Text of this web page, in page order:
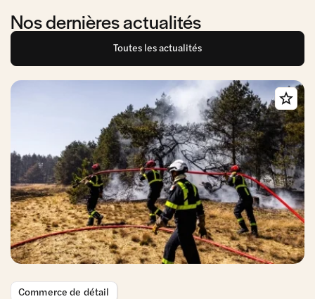
Nos dernières actualités
Toutes les actualités
Commerce de détail